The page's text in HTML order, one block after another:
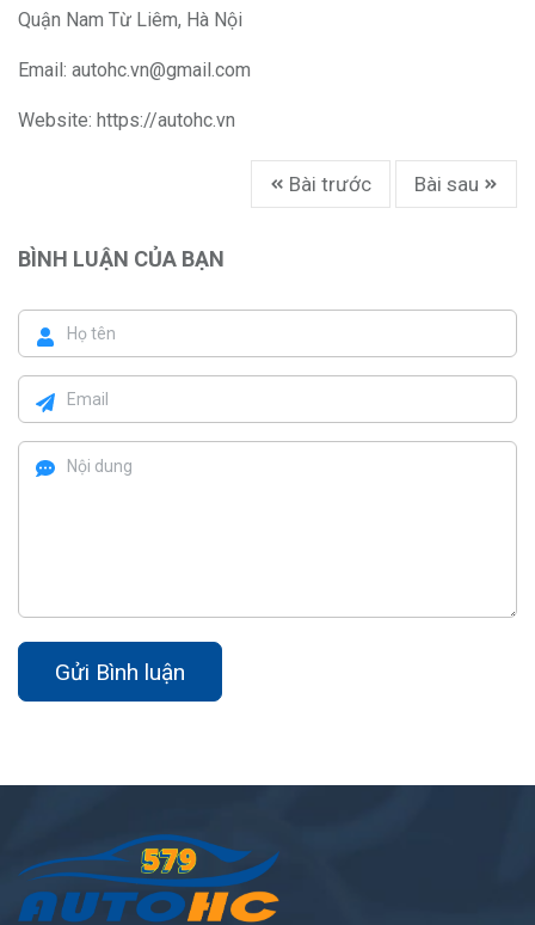
Quận Nam Từ Liêm, Hà Nội
Email: autohc.vn@gmail.com
Website: https://autohc.vn
Bài trước Bài sau
BÌNH LUẬN CỦA BẠN
Gửi Bình luận